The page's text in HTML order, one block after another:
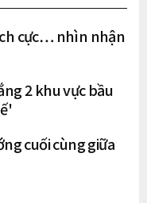
cực… nhìn nhận
2 khu vực bầu
cuối cùng giữa